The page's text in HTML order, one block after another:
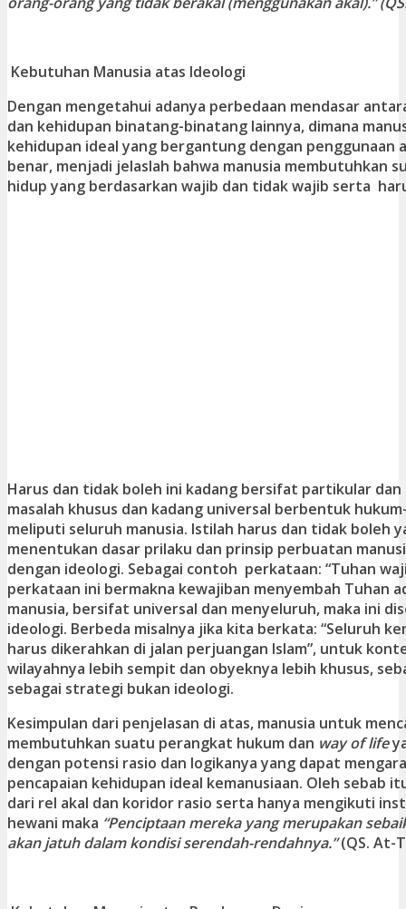
Kebutuhan Manusia atas Ideologi
Dengan mengetahui adanya perbedaan mendasar
dan kehidupan binatang-binatang lainnya, dimana
kehidupan ideal yang bergantung dengan penggunaan
benar, menjadi jelaslah bahwa manusia membutuhkan
hidup yang berdasarkan wajib dan tidak wajib serta
Harus dan tidak boleh ini kadang bersifat partikular
masalah khusus dan kadang universal berbentuk
meliputi seluruh manusia. Istilah harus dan tidak boleh
menentukan dasar prilaku dan prinsip perbuatan
dengan ideologi. Sebagai contoh perkataan: “Tuhan
perkataan ini bermakna kewajiban menyembah Tuhan
manusia, bersifat universal dan menyeluruh, maka ini
ideologi. Berbeda misalnya jika kita berkata: “Seluruh
harus dikerahkan di jalan perjuangan Islam”, untuk
wilayahnya lebih sempit dan obyeknya lebih khusus,
sebagai strategi bukan ideologi.
Kesimpulan dari penjelasan di atas, manusia untuk
membutuhkan suatu perangkat hukum dan way of life
dengan potensi rasio dan logikanya yang dapat
pencapaian kehidupan ideal kemanusiaan. Oleh sebab
dari rel akal dan koridor rasio serta hanya mengikuti
hewani maka “Penciptaan mereka yang merupakan
akan jatuh dalam kondisi serendah-rendahnya.”(QS. At-